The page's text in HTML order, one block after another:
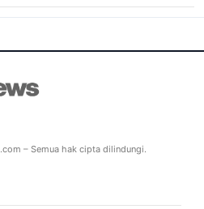
– Semua hak cipta dilindungi.